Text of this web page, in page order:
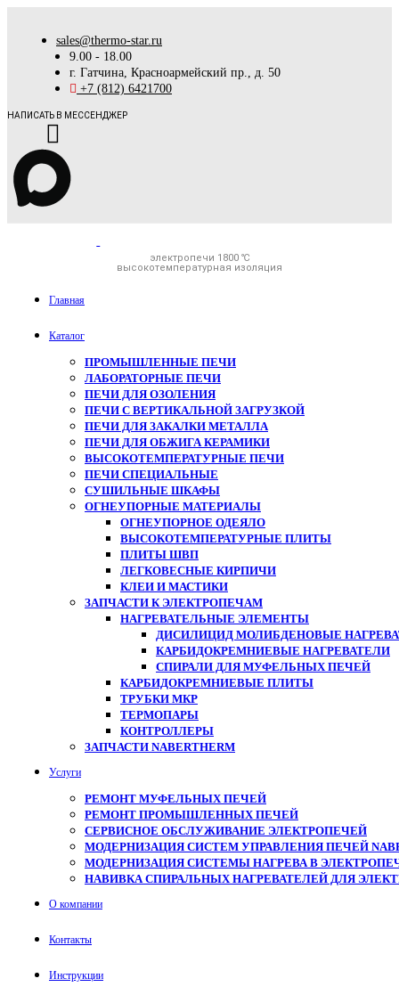
sales@thermo-star.ru
9.00 - 18.00
г. Гатчина, Красноармейский пр., д. 50
+7 (812) 6421700
НАПИСАТЬ В МЕССЕНДЖЕР
электропечи 1800 ℃
высокотемпературная изоляция
Главная
Каталог
ПРОМЫШЛЕННЫЕ ПЕЧИ
ЛАБОРАТОРНЫЕ ПЕЧИ
ПЕЧИ ДЛЯ ОЗОЛЕНИЯ
ПЕЧИ С ВЕРТИКАЛЬНОЙ ЗАГРУЗКОЙ
ПЕЧИ ДЛЯ ЗАКАЛКИ МЕТАЛЛА
ПЕЧИ ДЛЯ ОБЖИГА КЕРАМИКИ
ВЫСОКОТЕМПЕРАТУРНЫЕ ПЕЧИ
ПЕЧИ СПЕЦИАЛЬНЫЕ
СУШИЛЬНЫЕ ШКАФЫ
ОГНЕУПОРНЫЕ МАТЕРИАЛЫ
ОГНЕУПОРНОЕ ОДЕЯЛО
ВЫСОКОТЕМПЕРАТУРНЫЕ ПЛИТЫ
ПЛИТЫ ШВП
ЛЕГКОВЕСНЫЕ КИРПИЧИ
КЛЕИ И МАСТИКИ
ЗАПЧАСТИ К ЭЛЕКТРОПЕЧАМ
НАГРЕВАТЕЛЬНЫЕ ЭЛЕМЕНТЫ
ДИСИЛИЦИД МОЛИБДЕНОВЫЕ
КАРБИДОКРЕМНИЕВЫЕ НАГРЕВАТЕЛИ
СПИРАЛИ ДЛЯ МУФЕЛЬНЫХ ПЕЧЕЙ
КАРБИДОКРЕМНИЕВЫЕ ПЛИТЫ
ТРУБКИ МКР
ТЕРМОПАРЫ
КОНТРОЛЛЕРЫ
ЗАПЧАСТИ NABERTHERM
Услуги
РЕМОНТ МУФЕЛЬНЫХ ПЕЧЕЙ
РЕМОНТ ПРОМЫШЛЕННЫХ ПЕЧЕЙ
СЕРВИСНОЕ ОБСЛУЖИВАНИЕ ЭЛЕКТРОПЕЧЕЙ
МОДЕРНИЗАЦИЯ СИСТЕМ УПРАВЛЕНИЯ ПЕЧЕЙ
МОДЕРНИЗАЦИЯ СИСТЕМЫ НАГРЕВА В
НАВИВКА СПИРАЛЬНЫХ НАГРЕВАТЕЛЕЙ ДЛЯ
О компании
Контакты
Инструкции